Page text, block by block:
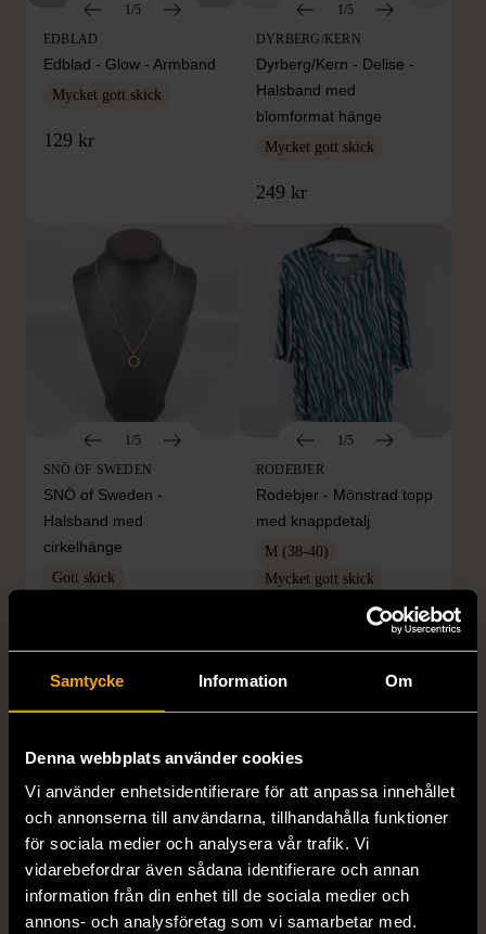
Samtycke Information Om
Denna webbplats använder cookies
Vi använder enhetsidentifierare för att anpassa innehållet
och annonserna till användarna, tillhandahålla funktioner
för sociala medier och analysera vår trafik. Vi
vidarebefordrar även sådana identifierare och annan
information från din enhet till de sociala medier och
annons- och analysföretag som vi samarbetar med.
1/5
EDBLAD
Edblad - Glow - Armband
Mycket gott skick
129 kr
1/5
DYRBERG/KERN
Dyrberg/Kern - Delise -
Halsband med
blomformat hänge
Mycket gott skick
249 kr
1/5
SNÖ OF SWEDEN
SNÖ of Sweden -
Halsband med
cirkelhänge
Gott skick
1/5
RODEBJER
Rodebjer - Mönstrad topp
med knappdetalj
M (38-40)
Mycket gott skick
1/5
H&M
H&M - Leopardmönstrad
1/5
H&M
H&M - Plisserad midikjol